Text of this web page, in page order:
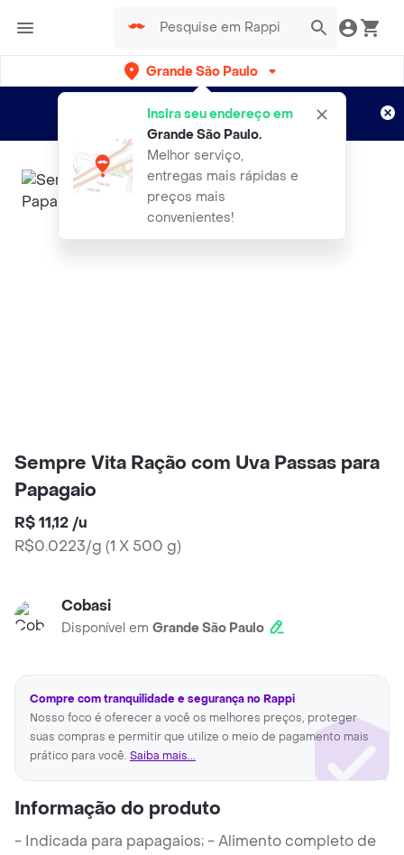
Grande São Paulo
Insira seu endereço em
Grande São Paulo.
Melhor serviço,
entregas mais rápidas e
preços mais
convenientes!
Entregas grátis por 15 dias!
Aplicam T&C
Sempre Vita Ração com Uva Passas para
Papagaio
R$ 11,12 /u
R$0.0223/g (1 X 500 g)
Cobasi
Disponível em Grande São Paulo
Compre com tranquilidade e segurança no Rappi
Nosso foco é oferecer a você os melhores preços, proteger
suas compras e permitir que utilize o meio de pagamento mais
prático para você. Saiba mais...
Informação do produto
- Indicada para papagaios; - Alimento completo de